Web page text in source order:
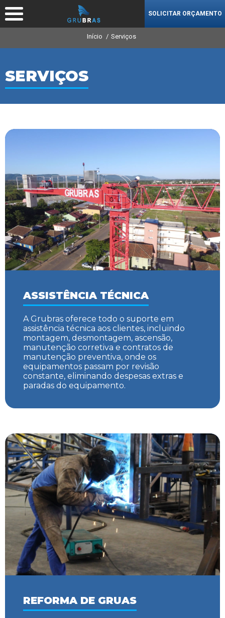
SOLICITAR ORÇAMENTO
Início Serviços
SERVIÇOS
ASSISTÊNCIA TÉCNICA
A Grubras oferece todo o suporte em
assistência técnica aos clientes, incluindo
montagem, desmontagem, ascensão,
manutenção corretiva e contratos de
manutenção preventiva, onde os
equipamentos passam por revisão
constante, eliminando despesas extras e
paradas do equipamento.
REFORMA DE GRUAS